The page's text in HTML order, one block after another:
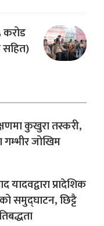
करोड
सहित)
कुखुरा तस्करी,
गम्भीर जोखिम
यादवद्वारा प्रादेशिक
समुद्घाटन, छिट्टै